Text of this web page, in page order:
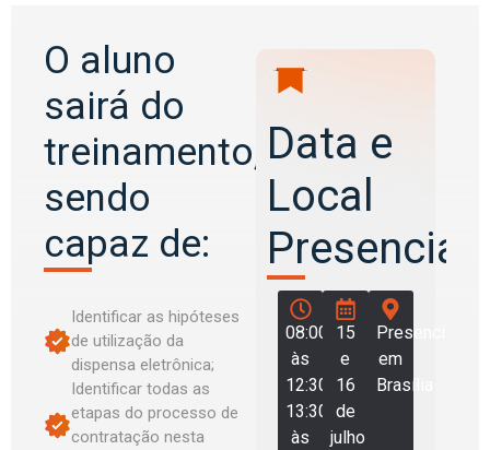
O aluno
sairá do
treinamento,
sendo
capaz de:
Identificar as hipóteses
de utilização da
dispensa eletrônica;
Identificar todas as
etapas do processo de
contratação nesta
Data e
Local
Presencial:
08:00
às
12:30
13:30
às
15
e
16
de
julho
Presencial
em
Brasília